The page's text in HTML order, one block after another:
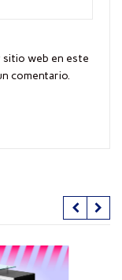
sitio web en este
comentario.